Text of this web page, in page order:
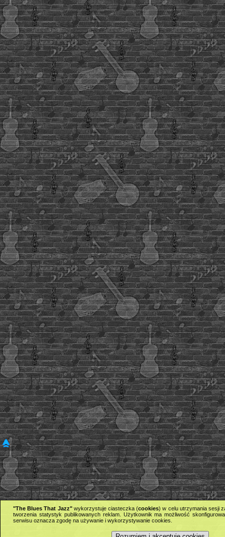
"The Blues That Jazz"wykorzystuje ciasteczka (cookies) w celu utrzymania sesji
tworzenia statystyk publikowanych reklam. Użytkownik ma możliwość
serwisu oznacza zgodę na używanie i wykorzystywanie cookies.